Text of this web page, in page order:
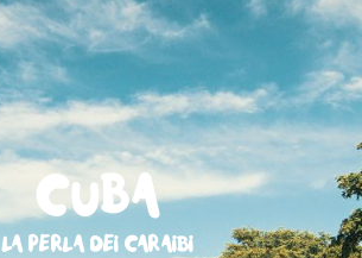
Cuba
La perla dei Caraibi